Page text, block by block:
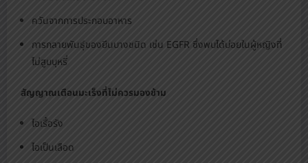
ควันจากการประกอบอาหาร
การกลายพันธุ์ของยีนบางชนิด เช่น EGFR ซึ่งพบได้บ่อยในผู้หญิงที่
ไม่สูบบุหรี่
สัญญาณเตือนมะเร็งที่ไม่ควรมองข้าม
ไอเรื้อรัง
ไอเป็นเลือด